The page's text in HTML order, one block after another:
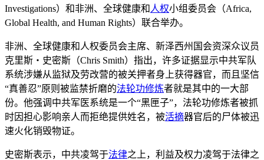
Investigations）和非洲、全球健康和 人权小组委员会（Africa,
Global Health, and Human Rights）联合举办。
非洲、全球健康和人权委员会主席、新泽西州国会资深众议员
克里斯‧史密斯（Chris Smith）指出，许多证据显示中共军队
系统涉嫌从监狱及劳改营的被关押者身上获得器官，而且坚信
“真善忍”原则被监禁折磨的法轮功修炼者就是其中的一大部
份。他强调中共军医系统是一个“黑匣子”，法轮功修炼者被抓
时因担心影响亲人而拒绝提供姓名，被活摘器官后的尸体被迅
速火化销毁物证。
史密斯表示，中共凌驾于法律之上，利益及权力凌驾于法律之